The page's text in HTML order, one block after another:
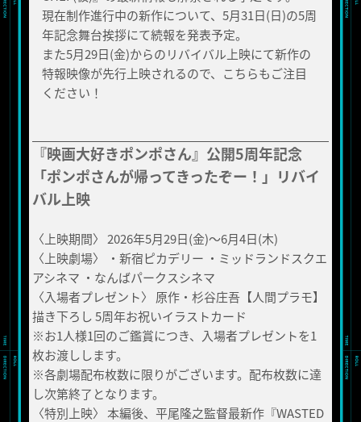
現在制作進行中の新作について、5月31日(日)の5周
年記念舞台挨拶にて続報を発表予定。
また5月29日(金)からのリバイバル上映にて新作の
特報映像が先行上映されるので、こちらもご注目
ください！
『映画大好きポンポさん』公開5周年記念
「ポンポさんが帰ってきったぞー！」リバイ
バル上映
〈上映期間〉 2026年5月29日(金)〜6月4日(木)
〈上映劇場〉 ・新宿ピカデリー ・ミッドランドスクエ
アシネマ ・なんばパークスシネマ
〈入場者プレゼント〉 原作・杉谷庄吾【人間プラモ】
描き下ろし 5周年お祝いイラストカード
※お1人様1回のご鑑賞につき、入場者プレゼントを1
枚お渡しします。
※各劇場配布枚数に限りがございます。配布枚数に達
し次第終了となります。
〈特別上映〉 本編後、平尾隆之監督最新作『WASTED